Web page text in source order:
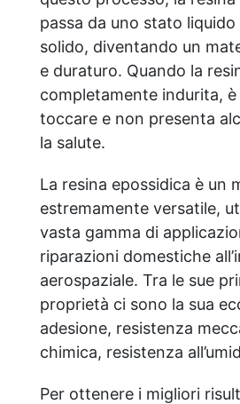
passa da uno stato
solido, diventando un
e duraturo. Quando la
completamente indurita, è
toccare e non presenta
la salute.
La resina epossidica è un
estremamente versatile,
vasta gamma di
riparazioni domestiche
aerospaziale. Tra le sue
proprietà ci sono la sua
adesione, resistenza
chimica, resistenza
Per ottenere i migliori